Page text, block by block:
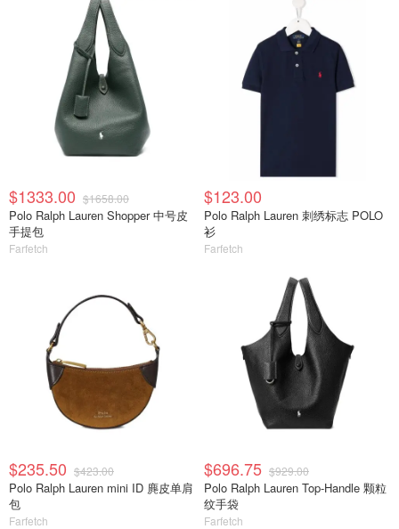
$1333.00 $1658.00
Polo Ralph Lauren Shopper 中号皮
手提包
Farfetch
$123.00
Polo Ralph Lauren 刺绣标志 POLO
衫
Farfetch
$235.50 $423.00
Polo Ralph Lauren mini ID 麂皮单肩
包
Farfetch
$696.75 $929.00
Polo Ralph Lauren Top-Handle 颗粒
纹手袋
Farfetch